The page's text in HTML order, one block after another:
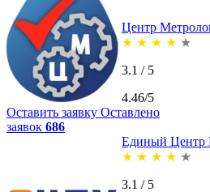
Центр
★ ★ ★ ★ ★
3.1 / 5
4.46/5
Оставить заявку Оставлено
заявок 686
Единый Центр
★ ★ ★ ★ ★
3.1 / 5